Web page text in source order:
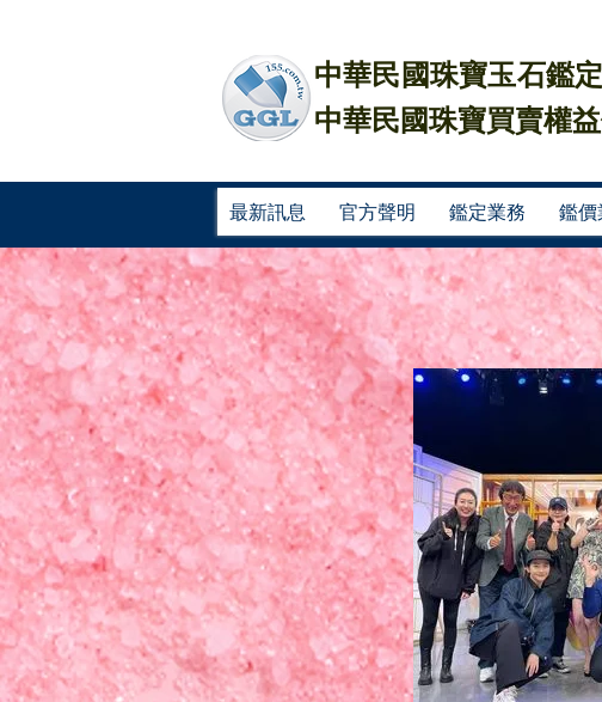
中華民國珠寶玉石鑑
中華民國珠寶買賣權
最新訊息 官方聲明 鑑定業務 鑑價